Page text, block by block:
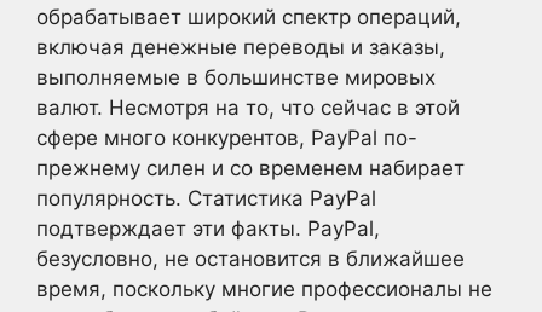
обрабатывает широкий спектр операций,
включая денежные переводы и заказы,
выполняемые в большинстве мировых
валют. Несмотря на то, что сейчас в этой
сфере много конкурентов, PayPal по-
прежнему силен и со временем набирает
популярность. Статистика PayPal
подтверждает эти факты. PayPal,
безусловно, не остановится в ближайшее
время, поскольку многие профессионалы не